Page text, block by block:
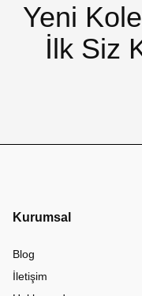
Yeni
İlk Siz
Kurumsal
Blog
İletişim